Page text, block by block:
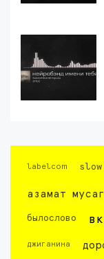
labelcom
азамат
былослово
джиганина